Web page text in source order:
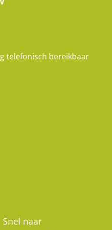
telefonisch bereikbaar
Snel naar